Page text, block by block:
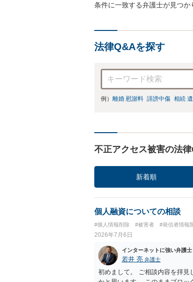
条件に一致する弁護士が見つか
法律Q&Aを探す
例） 離婚 慰謝料 誹謗中傷 相続
不正アクセス被害の法
新着順
個人融資についての相談
#個人情報削除 #被害者 #発信者情報
2026年7月6日
インターネットに強い弁護士
若井 亮 弁護士
初めまして。 ご相談内容を拝見